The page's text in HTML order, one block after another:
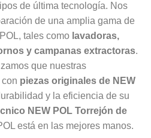
de última tecnología. Nos
de una amplia gama de
tales como lavadoras,
y campanas extractoras.
que nuestras
piezas originales de NEW
y la eficiencia de su
NEW POL Torrejón de
está en las mejores manos.